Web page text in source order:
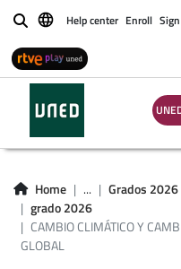
BuscarHelp center Enroll
Home ...
Grados 2026
grado 2026
CAMBIO CLIMÁTICO Y
GLOBAL
CAMBIO
Y